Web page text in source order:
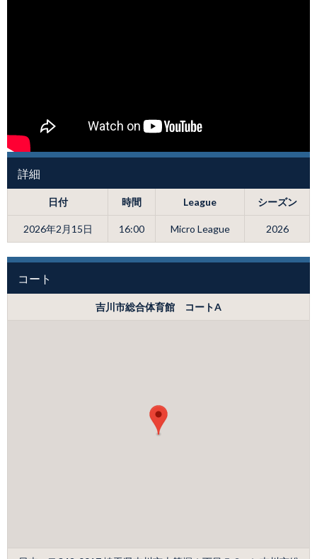
詳細
日付 時間 League シーズン
2026年2月15日 16:00 Micro League 2026
コート
吉川市総合体育館 コートA